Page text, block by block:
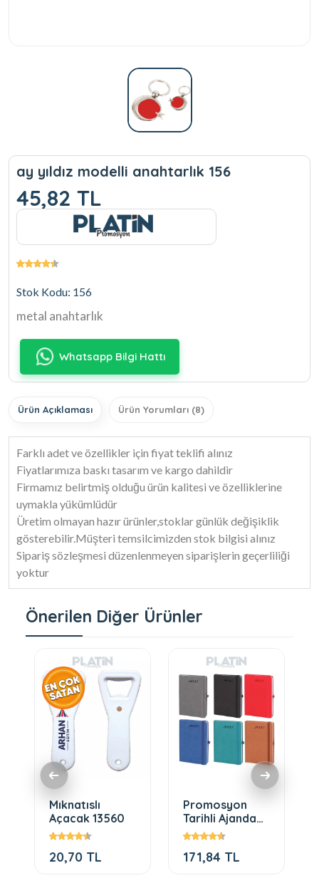
ay yıldız modelli anahtarlık 156
45,82 TL
Stok Kodu: 156
metal anahtarlık
Whatsapp Bilgi Hattı
Ürün Açıklaması Ürün Yorumları (8)
Farklı adet ve özellikler için fiyat teklifi alınız
Fiyatlarımıza baskı tasarım ve kargo dahildir
Firmamız belirtmiş olduğu ürün kalitesi ve özelliklerine
uymakla yükümlüdür
Üretim olmayan hazır ürünler,stoklar günlük değişiklik
gösterebilir.Müşteri temsilcimizden stok bilgisi alınız
Sipariş sözleşmesi düzenlenmeyen siparişlerin geçerliliği
yoktur
Önerilen Diğer Ürünler
Mıknatıslı
Açacak 13560
20,70 TL
Promosyon
Tarihli Ajanda
(14x21)912
171,84 TL